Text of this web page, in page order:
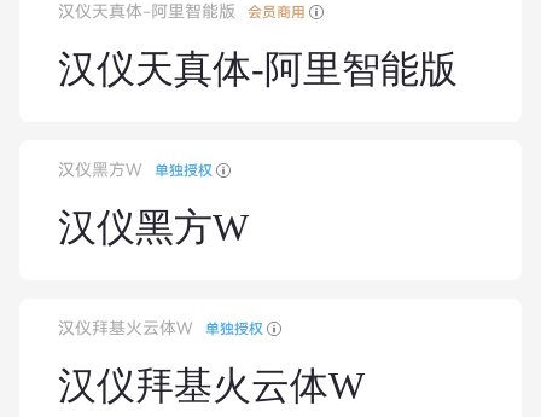
汉仪天真体-阿里智能版 会员商用
汉仪天真体-阿里智能版
汉仪黑方W 单独授权
汉仪黑方W
汉仪拜基火云体W 单独授权
汉仪拜基火云体W